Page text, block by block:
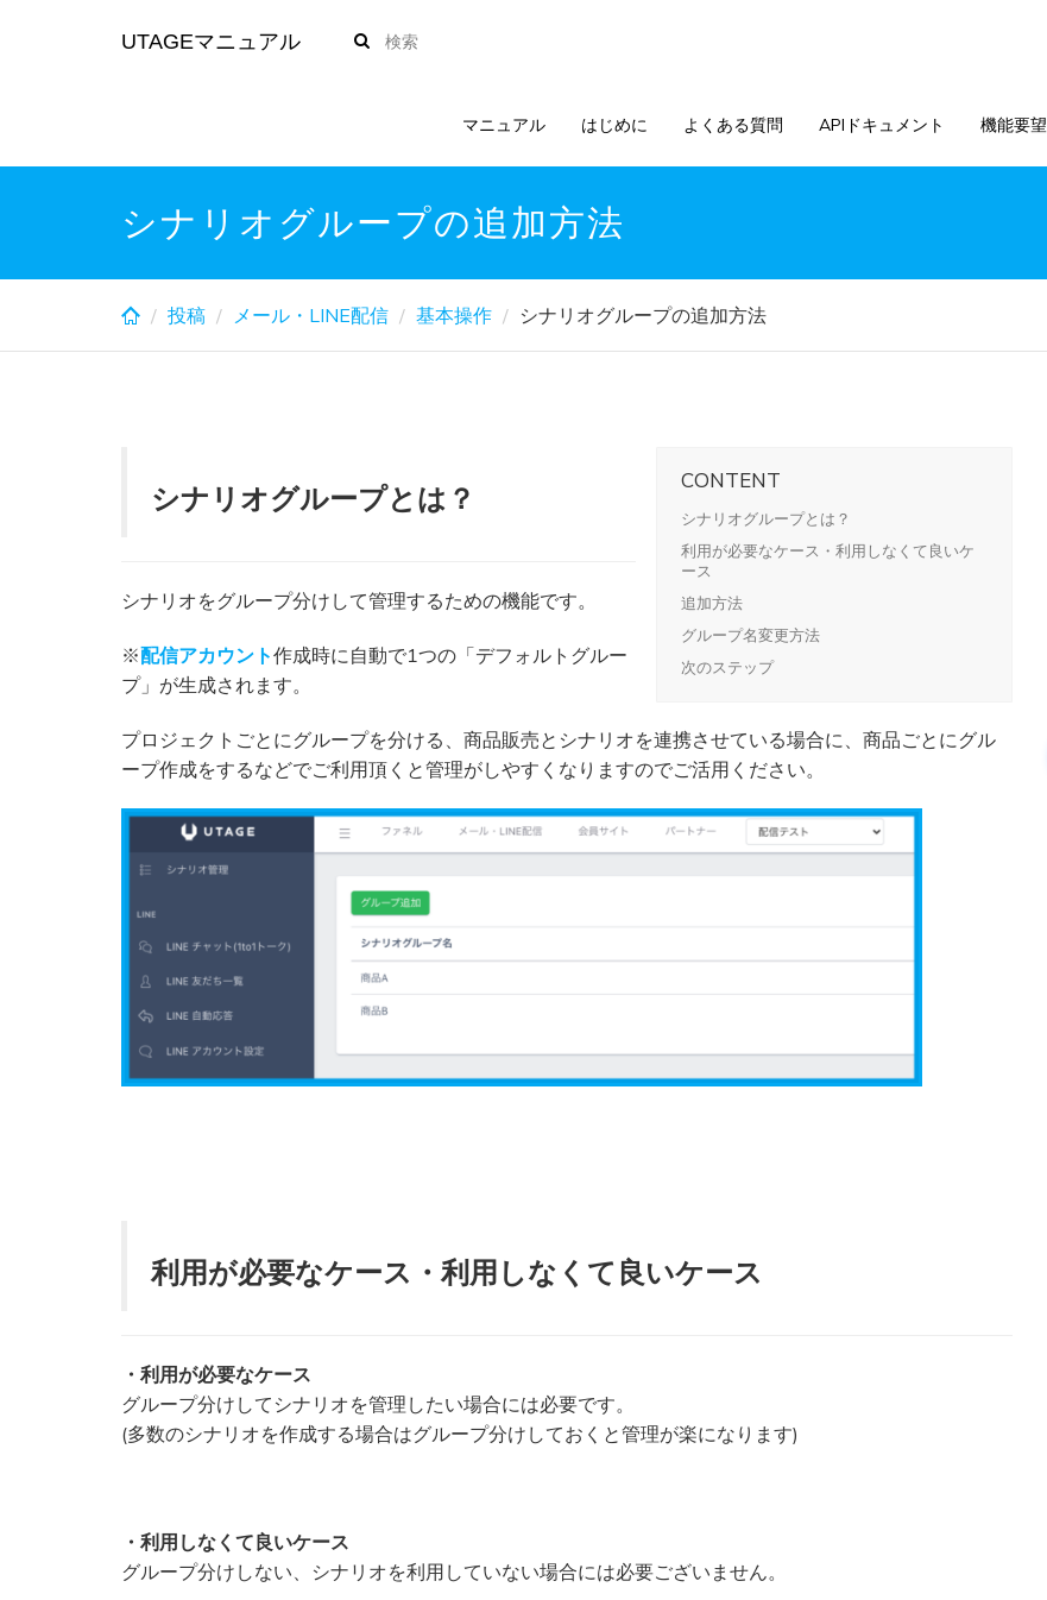
UTAGEマニュアル
マニュアル はじめに よくある質問 APIドキュメント 機能要望
シナリオグループの追加方法
投稿 メール・LINE配信 基本操作 シナリオグループの追加方法
CONTENT
シナリオグループとは？
利用が必要なケース・利用しなくて良いケ
ース
追加方法
グループ名変更方法
次のステップ
シナリオグループとは？
シナリオをグループ分けして管理するための機能です。
※配信アカウント作成時に自動で1つの「デフォルトグルー
プ」が生成されます。
プロジェクトごとにグループを分ける、商品販売とシナリオを連携させている場合に、商品ごとにグル
ープ作成をするなどでご利用頂くと管理がしやすくなりますのでご活用ください。
利用が必要なケース・利用しなくて良いケース
・利用が必要なケース
グループ分けしてシナリオを管理したい場合には必要です。
(多数のシナリオを作成する場合はグループ分けしておくと管理が楽になります)
・利用しなくて良いケース
グループ分けしない、シナリオを利用していない場合には必要ございません。